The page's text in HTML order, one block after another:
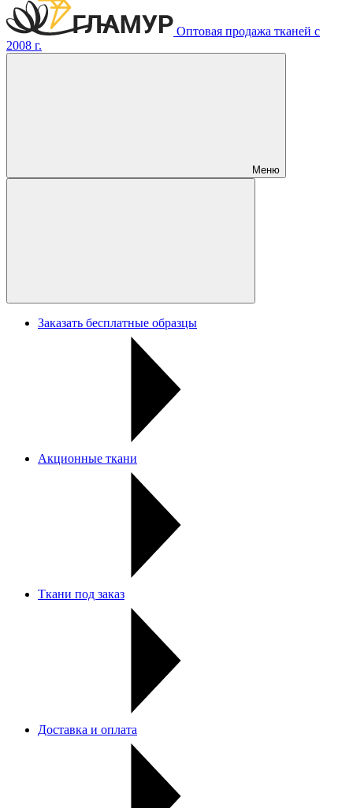
Оптовая продажа тканей с
2008 г.
Меню
Заказать бесплатные образцы
Акционные ткани
Ткани под заказ
Доставка и оплата